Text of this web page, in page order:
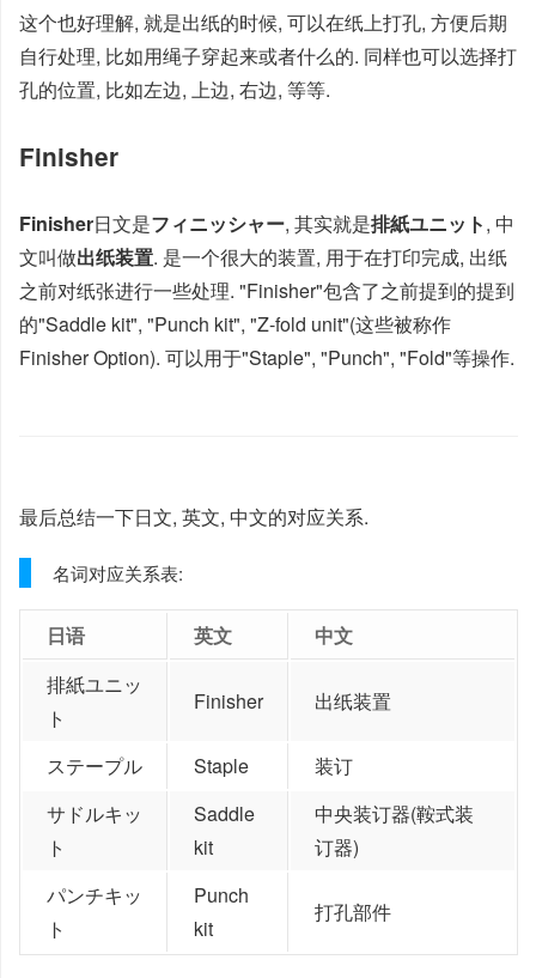
这个也好理解, 就是出纸的时候, 可以在纸上打孔, 方便后期
自行处理, 比如用绳子穿起来或者什么的. 同样也可以选择打
孔的位置, 比如左边, 上边, 右边, 等等.
Finisher
Finisher日文是フィニッシャー, 其实就是排紙ユニット, 中
文叫做出纸装置. 是一个很大的装置, 用于在打印完成, 出纸
之前对纸张进行一些处理. "Finisher"包含了之前提到的提到
的"Saddle kit", "Punch kit", "Z-fold unit"(这些被称作
Finisher Option). 可以用于"Staple", "Punch", "Fold"等操作.
最后总结一下日文, 英文, 中文的对应关系.
名词对应关系表:
日语 英文
中文
排紙ユニッ
ト
Finisher 出纸装置
ステープル Staple
装订
サドルキッ
ト
Saddle
kit
中央装订器(鞍式装
订器)
パンチキッ
ト
Punch
kit
打孔部件